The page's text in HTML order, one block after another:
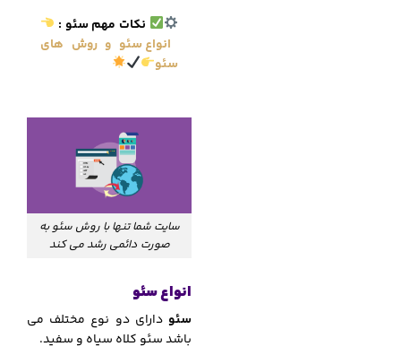
نکات مهم سئو :
انواع سئو و روش های
سئو
سایت شما تنها با روش سئو به
صورت دائمی رشد می کند
انواع سئو
سئودارای دو نوع مختلف می
باشد سئو کلاه سیاه و سفید.